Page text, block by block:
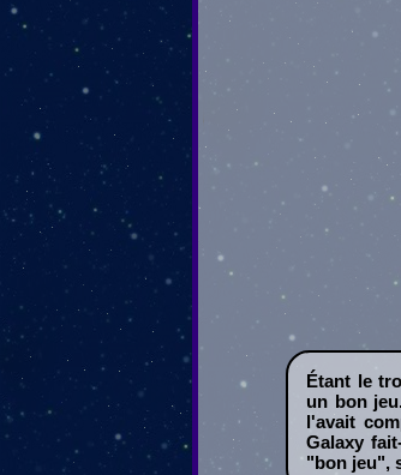
Étant le
un bon
l'avait
Galaxy
"bon jeu",